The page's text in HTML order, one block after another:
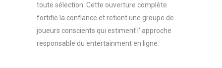
toute sélection. Cette ouverture complète
fortifie la confiance et retient une groupe de
joueurs conscients qui estiment l’ approche
responsable du entertainment en ligne.